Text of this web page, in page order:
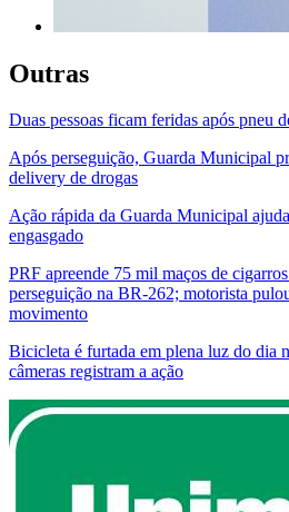
Outras
Duas pessoas ficam feridas após pneu
Após perseguição, Guarda Municipal
delivery de drogas
Ação rápida da Guarda Municipal
engasgado
PRF apreende 75 mil maços de
perseguição na BR-262; motorista
movimento
Bicicleta é furtada em plena luz do dia
câmeras registram a ação